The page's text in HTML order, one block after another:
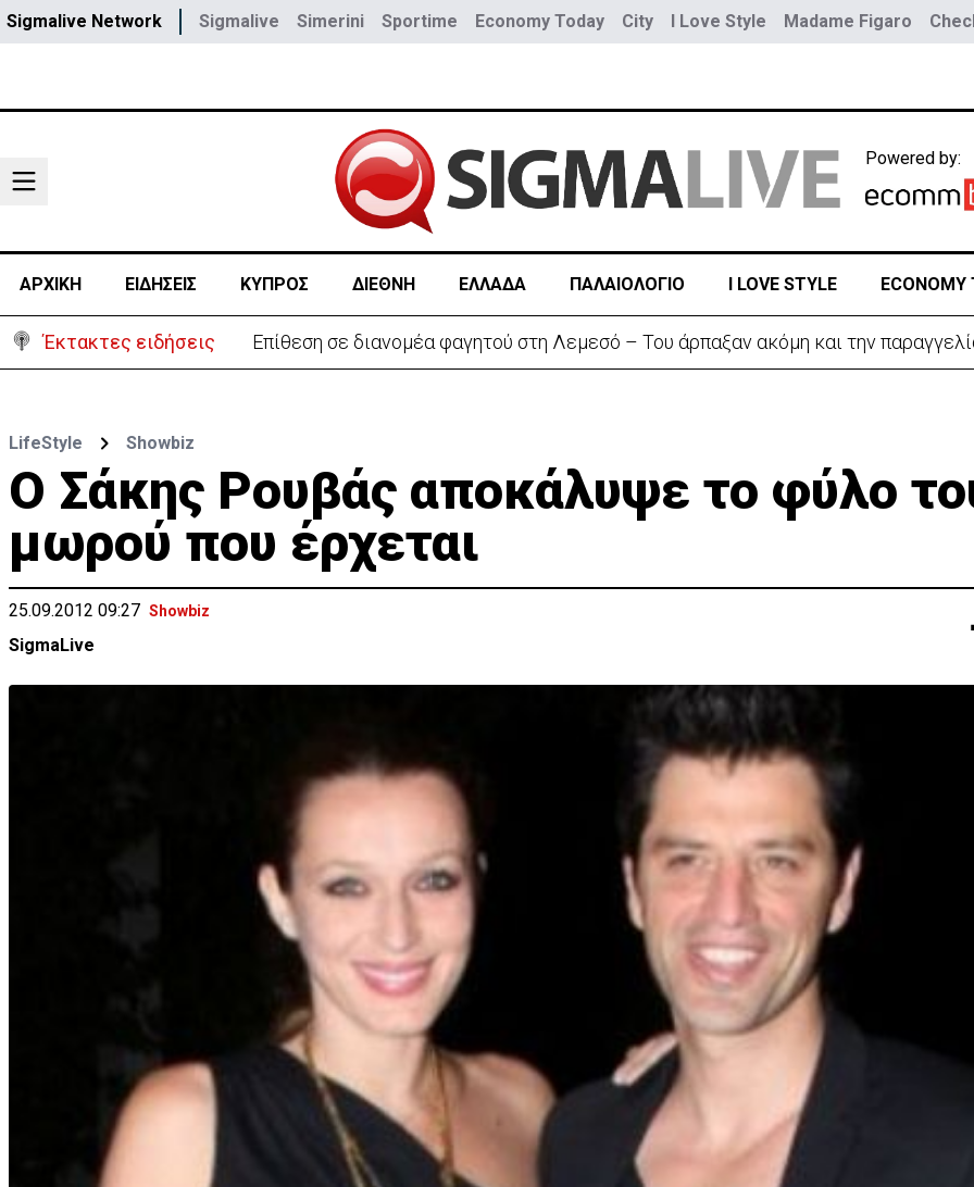
Sigmalive Network Sigmalive Simerini Sportime Economy Today City I Love Style Madame Figaro
Powered by:
ΑΡΧΙΚΗ ΕΙΔΗΣΕΙΣ ΚΥΠΡΟΣ ΔΙΕΘΝΗ ΕΛΛΑΔΑ ΠΑΛΑΙΟΛΟΓΙΟ I LOVE STYLE ECONOMY
Έκτακτες ειδήσεις Ο στρατηγός του Τραμπ «αναζητά διέξοδο» από τον πόλεμο με το Ιράν
LifeStyle Showbiz
Ο Σάκης Ρουβάς αποκάλυψε το φύλο
μωρού που έρχεται
25.09.2012 09:27 Showbiz
SigmaLive